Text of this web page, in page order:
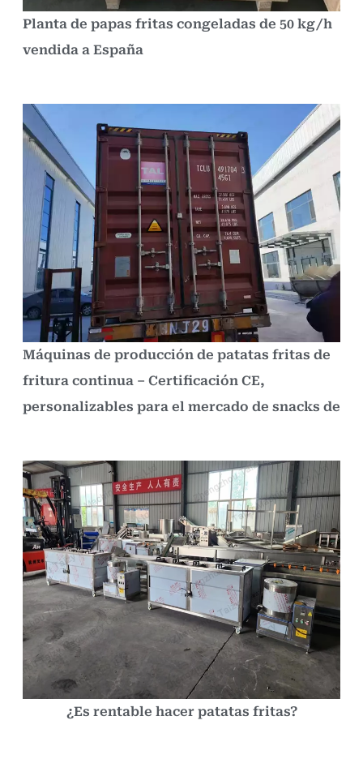
Planta de papas fritas congeladas de 50 kg/h
vendida a España
Máquinas de producción de patatas fritas de
fritura continua – Certificación CE,
personalizables para el mercado de snacks de
¿Es rentable hacer patatas fritas?